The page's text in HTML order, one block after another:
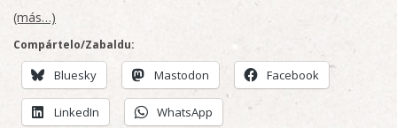
(más…)
Compártelo/Zabaldu:
Bluesky Mastodon Facebook
LinkedIn WhatsApp